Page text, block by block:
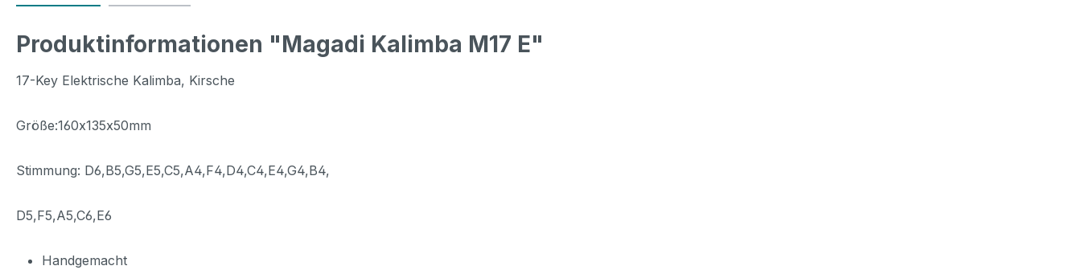
Produktinformationen "Magadi Kalimba M17 E"
17-Key Elektrische Kalimba, Kirsche
Größe:160x135x50mm
Stimmung: D6,B5,G5,E5,C5,A4,F4,D4,C4,E4,G4,B4,
D5,F5,A5,C6,E6
Handgemacht